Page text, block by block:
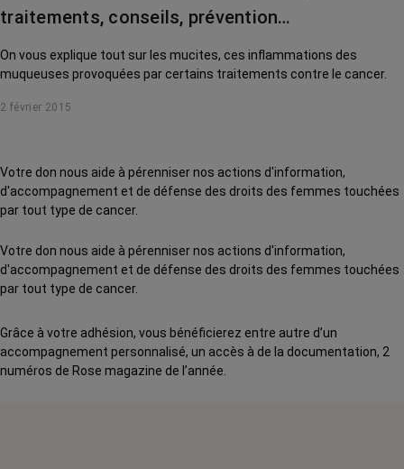
traitements, conseils, prévention…
On vous explique tout sur les mucites, ces inﬂammations des
muqueuses provoquées par certains traitements contre le cancer.
2 février 2015
Votre don nous aide à pérenniser nos actions d'information,
d'accompagnement et de défense des droits des femmes touchées
par tout type de cancer.
Votre don nous aide à pérenniser nos actions d'information,
d'accompagnement et de défense des droits des femmes touchées
par tout type de cancer.
Grâce à votre adhésion, vous bénéficierez entre autre d’un
accompagnement personnalisé, un accès à de la documentation, 2
numéros de Rose magazine de l’année.